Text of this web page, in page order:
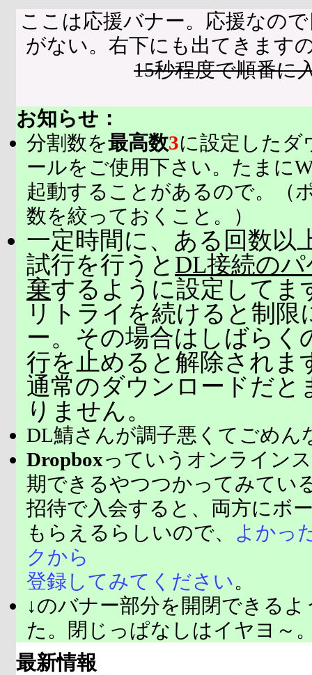
ここは応援バナー。応援なの
がない。右下にも出てきます
15秒程度で順番に
お知らせ：
分割数を最高数3に設定したダ
ールをご使用下さい。たまに
起動することがあるので。（
数を絞っておくこと。）
一定時間に、ある回数以
試行を行うと DL接続の
棄するように設定してま
リトライを続けると制限
ー。その場合はしばらく
行を止めると解除されま
通常のダウンロードだと
りません。
DL鯖さんが調子悪くてごめん
Dropboxっていうオンライン
期できるやつつかってみてい
招待で入会すると、両方にボ
もらえるらしいので、
よかっ
クから
登録してみてください。
↓のバナー部分を開閉できる
た。閉じっぱなしはイヤヨ～
最新情報